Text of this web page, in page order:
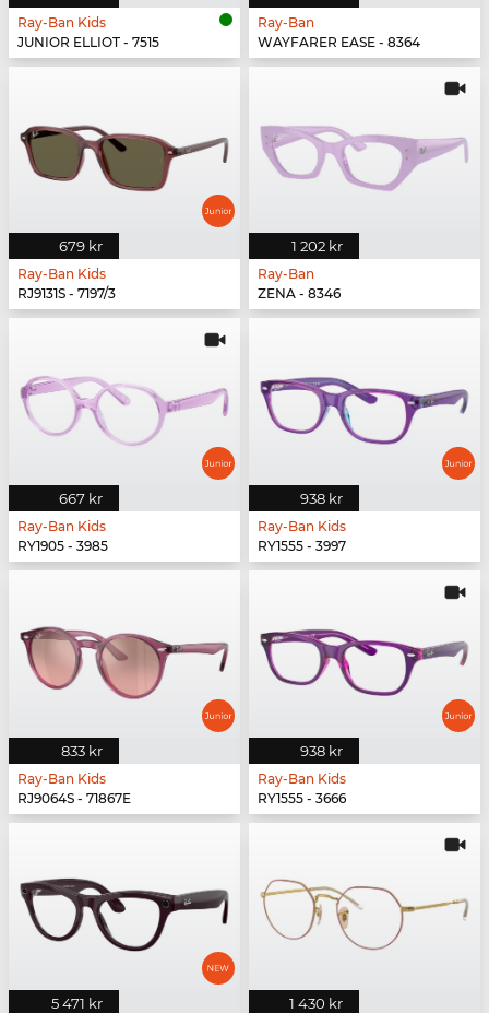
Ray-Ban Kids
JUNIOR ELLIOT - 7515
Ray-Ban
WAYFARER EASE - 8364
679 kr
Ray-Ban Kids
RJ9131S - 7197/3
1 202 kr
Ray-Ban
ZENA - 8346
667 kr
Ray-Ban Kids
RY1905 - 3985
938 kr
Ray-Ban Kids
RY1555 - 3997
833 kr
Ray-Ban Kids
RJ9064S - 71867E
938 kr
Ray-Ban Kids
RY1555 - 3666
5 471 kr 1 430 kr